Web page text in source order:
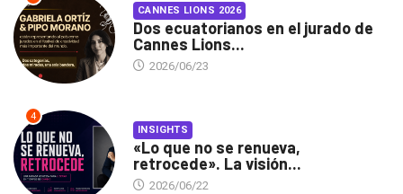
CANNES LIONS 2026
Dos ecuatorianos en el jurado de
Cannes Lions...
2026/06/23
4
INSIGHTS
«Lo que no se renueva,
retrocede». La visión...
2026/06/22